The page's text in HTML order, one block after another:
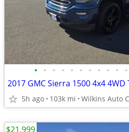
• • • • • • • • • • •
5h ago 103k mi Wilkins Auto
$21,999